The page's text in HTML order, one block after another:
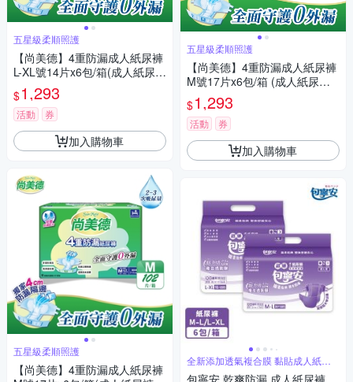
五星級柔順照護
【尚美德】4重防漏成人紙尿褲
L-XL號14片x6包/箱(成人紙尿褲
黏貼式 日用)
$1,293
活動 券
加入購物車
五星級柔順照護
【尚美德】4重防漏成人紙尿褲
五星級柔順照護
【尚美德】4重防漏成人紙尿褲
M號17片x6包/箱 (成人紙尿褲
黏貼式 日用)
$1,293
活動 券
加入購物車
全新添加透氣複合膜 黏貼成人紙尿
褲